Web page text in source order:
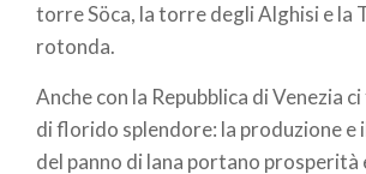
torre Söca, la torre degli Alghisi e la
rotonda.
Anche con la Repubblica di Venezia
di florido splendore: la produzione e
del panno di lana portano prosperità